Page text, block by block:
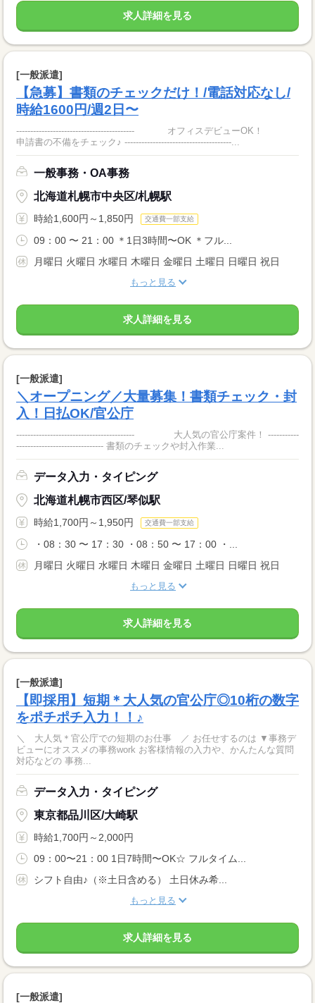
求人詳細を見る
[一般派遣]
【急募】書類のチェックだけ！/電話対応なし/
時給1600円/週2日〜
------------------------------------------ オフィスデビューOK！
申請書の不備をチェック♪ --------------------------------------...
一般事務・OA事務
北海道札幌市中央区/札幌駅
時給1,600円～1,850円 交通費一部支給
09：00 〜 21：00 ＊1日3時間〜OK ＊フル...
月曜日 火曜日 水曜日 木曜日 金曜日 土曜日 日曜日 祝日
もっと見る
求人詳細を見る
[一般派遣]
＼オープニング／大量募集！書類チェック・封
入！日払OK/官公庁
------------------------------------------ 大人気の官公庁案件！ -----------
------------------------------- 書類のチェックや封入作業...
データ入力・タイピング
北海道札幌市西区/琴似駅
時給1,700円～1,950円 交通費一部支給
・08：30 〜 17：30 ・08：50 〜 17：00 ・...
月曜日 火曜日 水曜日 木曜日 金曜日 土曜日 日曜日 祝日
もっと見る
求人詳細を見る
[一般派遣]
【即採用】短期＊大人気の官公庁◎10桁の数字
をポチポチ入力！！♪
＼ 大人気＊官公庁での短期のお仕事 ／ お任せするのは ▼事務デ
ビューにオススメの事務work お客様情報の入力や、かんたんな質問
対応などの 事務...
データ入力・タイピング
東京都品川区/大崎駅
時給1,700円～2,000円
09：00〜21：00 1日7時間〜OK☆ フルタイム...
シフト自由♪（※土日含める） 土日休み希...
もっと見る
求人詳細を見る
[一般派遣]